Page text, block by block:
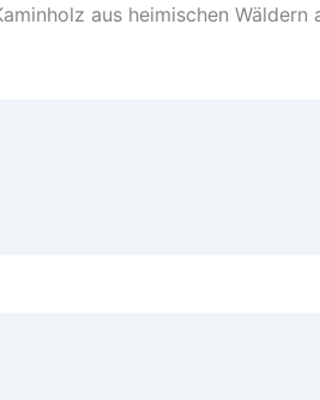
aus heimischen Wäldern